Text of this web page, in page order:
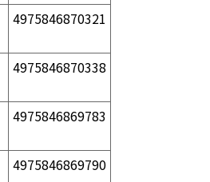
4975846870321
4975846870338
4975846869783
4975846869790